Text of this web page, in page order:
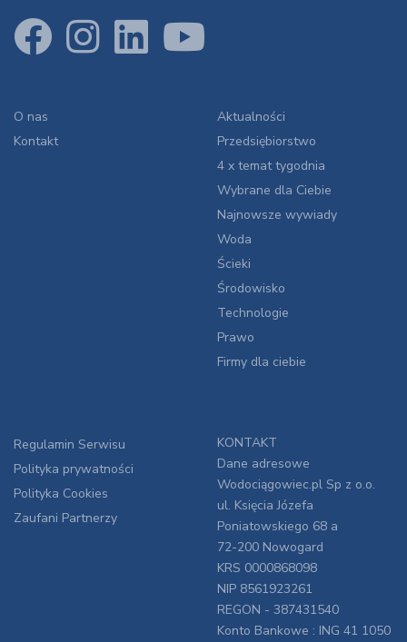
O nas
Kontakt
Aktualności
Przedsiębiorstwo
4 x temat tygodnia
Wybrane dla Ciebie
Najnowsze wywiady
Woda
Ścieki
Środowisko
Technologie
Prawo
Firmy dla ciebie
Regulamin Serwisu
Polityka prywatności
Polityka Cookies
Zaufani Partnerzy
KONTAKT
Dane adresowe
Wodociągowiec.pl Sp z o.o.
ul. Księcia Józefa
Poniatowskiego 68 a
72-200 Nowogard
KRS 0000868098
NIP 8561923261
REGON - 387431540
Konto Bankowe : ING 41 1050